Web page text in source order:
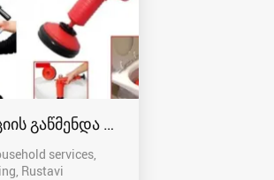
გაწმენდა რუსთავში - 591004680
services,
Rustavi